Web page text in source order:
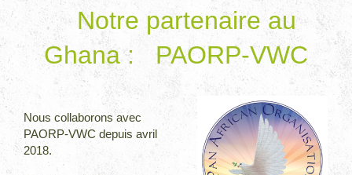
Notre partenaire au
Ghana : PAORP-VWC
Nous collaborons avec
PAORP-VWC depuis avril
2018.